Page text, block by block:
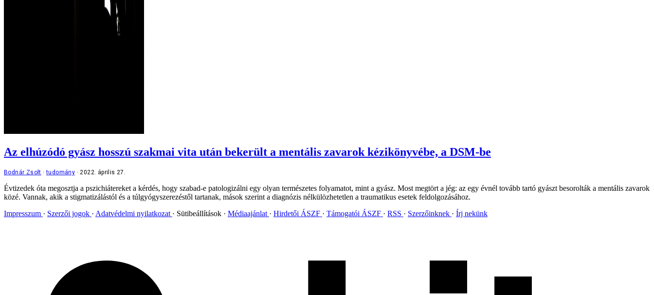
Az elhúzódó gyász hosszú szakmai vita után bekerült a mentális zavarok kézikönyvébe, a DSM-be
Bodnár Zsolt tudomány 2022. április 27.
Évtizedek óta megosztja a pszichiátereket a kérdés, hogy szabad-e patologizálni egy olyan természetes folyamatot, mint a gyász. Most megtört a jég: az egy évnél tovább tartó gyászt besorolták a mentális zavarok
közé. Vannak, akik a stigmatizálástól és a túlgyógyszerezéstől tartanak, mások szerint a diagnózis nélkülözhetetlen a traumatikus esetek feldolgozásához.
Impresszum
Szerzői jogok Adatvédelmi nyilatkozat Sütibeállítások Médiaajánlat Hirdetői ÁSZF Támogatói ÁSZF RSS Szerzőinknek Írj nekünk